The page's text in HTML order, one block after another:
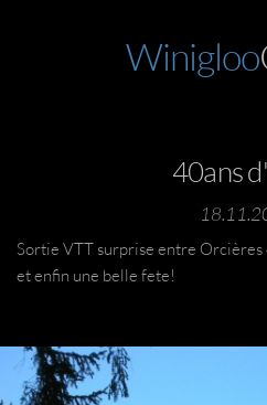
Winigloo
40ans
Sortie VTT surprise entre
et enfin une belle fete!